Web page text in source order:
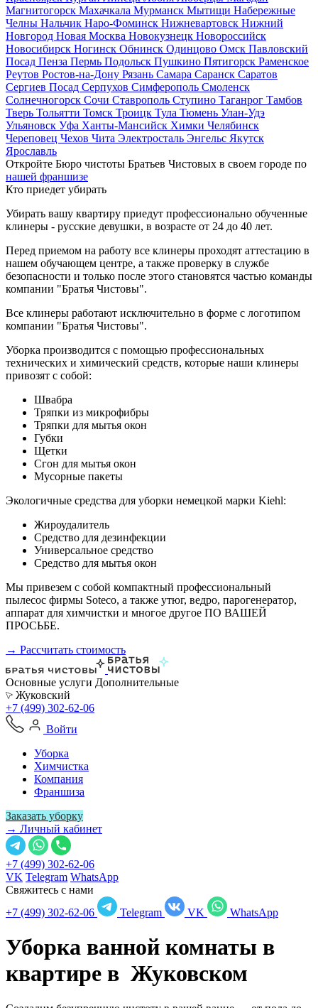
Магнитогорск Махачкала Мурманск Мытищи Набережные
Челны Нальчик Наро-Фоминск Нижневартовск Нижний
Новгород Новая Москва Новокузнецк Новороссийск
Новосибирск Ногинск Обнинск Одинцово Омск Павловский
Посад Пенза Пермь Подольск Пушкино Пятигорск Раменское
Реутов Ростов-на-Дону Рязань Самара Саранск Саратов
Сергиев Посад Серпухов Симферополь Смоленск
Солнечногорск Сочи Ставрополь Ступино Таганрог Тамбов
Тверь Тольятти Томск Троицк Тула Тюмень Улан-Удэ
Ульяновск Уфа Ханты-Мансийск Химки Челябинск
Череповец Чехов Чита Электросталь Энгельс Якутск
Ярославль
Откройте Бюро чистоты Братьев Чистовых в своем городе по
нашей франшизе
Кто приедет убирать
Убирать вашу квартиру приедут профессионально обученные
клинеры - русские девушки, в возрасте от 24 до 40 лет.
Перед приемом на работу все клинеры проходят аттестацию в
нашем обучающем центре, а также проверку в службе
безопасности и только после этого становятся частью команды
компании "Братья Чистовы".
Все клинеры работают исключительно в форме с логотипом
компании "Братья Чистовы".
Уборка производится с помощью профессиональных
технических и химический средств, которые наши клинеры
привозят с собой:
Швабра
Тряпки из микрофибры
Тряпки для мытья окон
Губки
Щетки
Сгон для мытья окон
Мусорные пакеты
Экологичные средства для уборки немецкой марки Kiehl:
Жироудалитель
Средство для дезинфекции
Универсальное средство
Средство для мытья окон
Мы привезем с собой компактный профессиональный
пылесос фирмы Soteco, а также утюг, ведро, парогенератор,
аппарат для химчистки и многое другое ПО ВАШЕЙ
ПРОСЬБЕ.
→ Рассчитать стоимость
Основные услуги Дополнительные
Жуковский
+7 (499) 302-62-06
Войти
Уборка
Химчистка
Компания
Франшиза
Заказать уборку
→ Личный кабинет
+7 (499) 302-62-06
VK Telegram WhatsApp
Свяжитесь с нами
+7 (499) 302-62-06
Telegram VK WhatsApp
Уборка ванной комнаты в
квартире в Жуковском